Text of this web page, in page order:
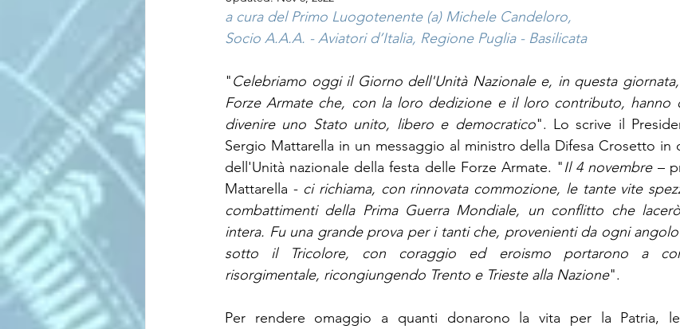
a cura del Primo Luogotenente (a) Michele Candeloro,
Socio A.A.A. - Aviatori d’Italia, Regione Puglia - Basilicata
"Celebriamo oggi il Giorno dell'Unità Nazionale e, in questa
Forze Armate che, con la loro dedizione e il loro contributo, hanno
divenire uno Stato unito, libero e democratico". Lo scrive il
Sergio Mattarella in un messaggio al ministro della Difesa Crosetto in
dell'Unità nazionale della festa delle Forze Armate. "Il 4 novembre –
Mattarella - ci richiama, con rinnovata commozione, le tante vite
combattimenti della Prima Guerra Mondiale, un conflitto che
intera. Fu una grande prova per i tanti che, provenienti da ogni
sotto il Tricolore, con coraggio ed eroismo portarono a
risorgimentale, ricongiungendo Trento e Trieste alla Nazione".
Per rendere omaggio a quanti donarono la vita per la Patria,